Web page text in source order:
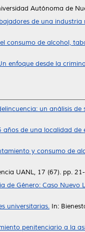
Autónoma de
de una industria
consumo de alcohol,
enfoque desde la
un análisis
de una localidad
y consumo de
UANL, 17 (67). pp.
de Género: Caso Nuevo
universitarias. In:
penitenciario a la